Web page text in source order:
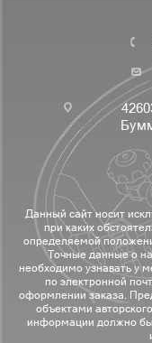
Данный сайт носит
при каких
определяемой
Точные данные о
необходимо узнавать у
по электронной
оформлении заказа.
объектами
информации должно